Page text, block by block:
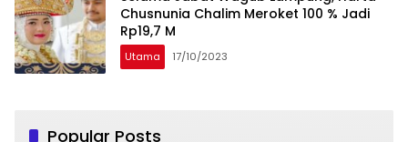
Chusnunia Chalim Meroket 100 % Jadi
Rp19,7 M
Utama 17/10/2023
Popular Posts